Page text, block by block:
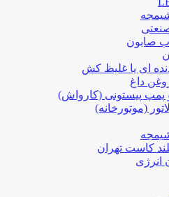
صابون
ای یا غلیظ کش
داغ
پمپ پیستونی (کارواش)
(موتورخانه)
کاست تهران
انرژی